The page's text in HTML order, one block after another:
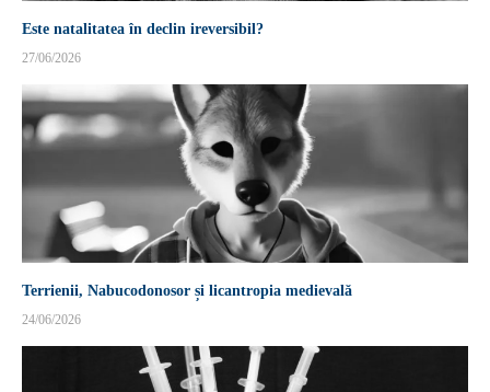
Este natalitatea în declin ireversibil?
27/06/2026
Terrienii, Nabucodonosor și licantropia medievală
24/06/2026